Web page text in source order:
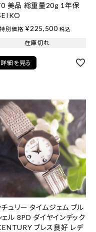
美品 総重量20g 1年保
別価格 ¥225,500 税込
在庫切れ
詳細を見る
ュリー タイムジェム ブル
ェル 8PD ダイヤインデック
ブレス良好 レデ